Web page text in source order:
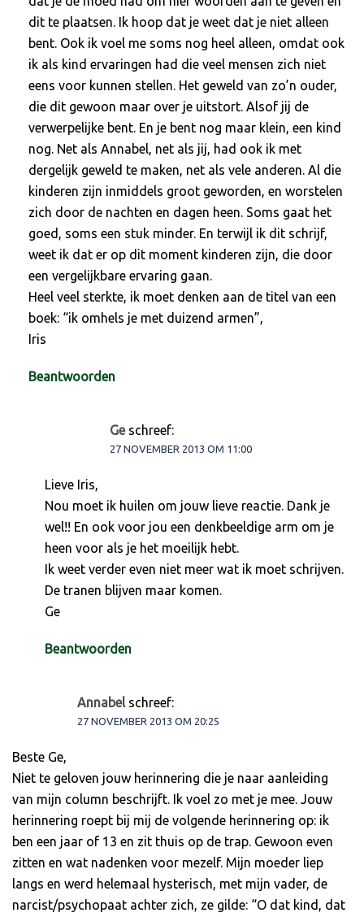
dit te plaatsen. Ik hoop dat je weet dat je niet alleen
bent. Ook ik voel me soms nog heel alleen, omdat ook
ik als kind ervaringen had die veel mensen zich niet
eens voor kunnen stellen. Het geweld van zo’n ouder,
die dit gewoon maar over je uitstort. Alsof jij de
verwerpelijke bent. En je bent nog maar klein, een kind
nog. Net als Annabel, net als jij, had ook ik met
dergelijk geweld te maken, net als vele anderen. Al die
kinderen zijn inmiddels groot geworden, en worstelen
zich door de nachten en dagen heen. Soms gaat het
goed, soms een stuk minder. En terwijl ik dit schrijf,
weet ik dat er op dit moment kinderen zijn, die door
een vergelijkbare ervaring gaan.
Heel veel sterkte, ik moet denken aan de titel van een
boek: “ik omhels je met duizend armen”,
Iris
Beantwoorden
Ge schreef:
27 NOVEMBER 2013 OM 11:00
Lieve Iris,
Nou moet ik huilen om jouw lieve reactie. Dank je
wel!! En ook voor jou een denkbeeldige arm om je
heen voor als je het moeilijk hebt.
Ik weet verder even niet meer wat ik moet schrijven.
De tranen blijven maar komen.
Ge
Beantwoorden
Annabel schreef:
27 NOVEMBER 2013 OM 20:25
Beste Ge,
Niet te geloven jouw herinnering die je naar aanleiding
van mijn column beschrijft. Ik voel zo met je mee. Jouw
herinnering roept bij mij de volgende herinnering op: ik
ben een jaar of 13 en zit thuis op de trap. Gewoon even
zitten en wat nadenken voor mezelf. Mijn moeder liep
langs en werd helemaal hysterisch, met mijn vader, de
narcist/psychopaat achter zich, ze gilde: “O dat kind, dat